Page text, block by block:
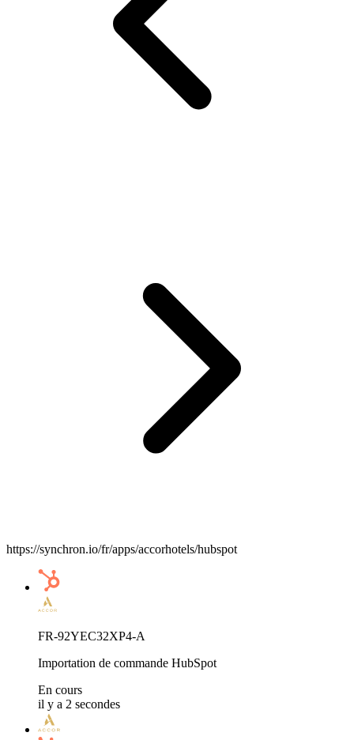
https://synchron.io/fr/apps/accorhotels/hubspot
FR-92YEC32XP4-A
Importation de commande HubSpot
En cours
il y a 2 secondes